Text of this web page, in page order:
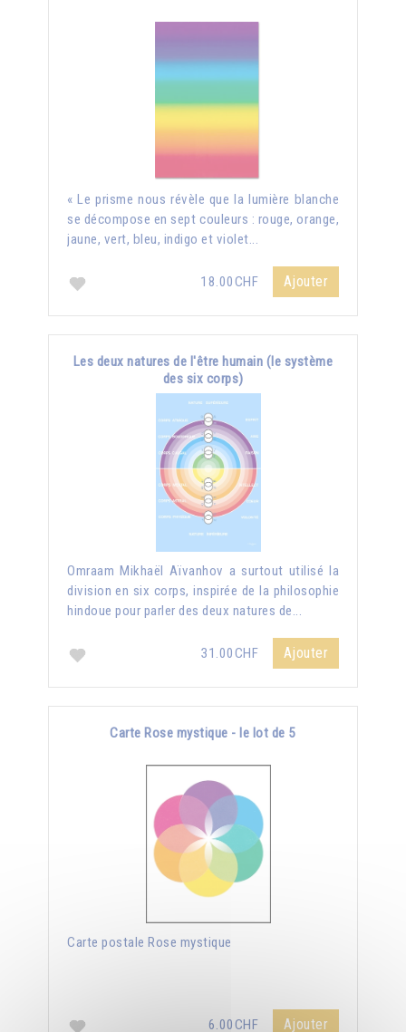
« Le prisme nous révèle que la lumière blanche
se décompose en sept couleurs : rouge, orange,
jaune, vert, bleu, indigo et violet...
18.00CHF Ajouter
Les deux natures de l'être humain (le système
des six corps)
Omraam Mikhaël Aïvanhov a surtout utilisé la
division en six corps, inspirée de la philosophie
hindoue pour parler des deux natures de...
31.00CHF Ajouter
Carte Rose mystique - le lot de 5
Carte postale Rose mystique
6.00CHF Ajouter